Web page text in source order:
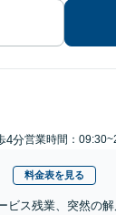
4分営業時間：
料金表を見る
ビス残業、突然の